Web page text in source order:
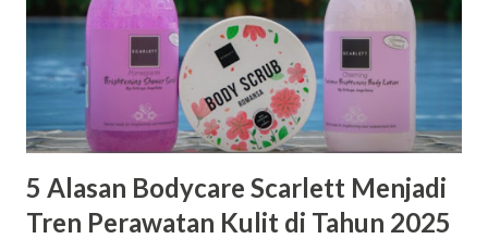
5 Alasan Bodycare Scarlett Menjadi
Tren Perawatan Kulit di Tahun 2025